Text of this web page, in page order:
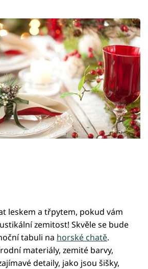
leskem a třpytem, pokud vám
zemitost! Skvěle se bude
tabuli na horské chatě.
materiály, zemité barvy,
detaily, jako jsou šišky,